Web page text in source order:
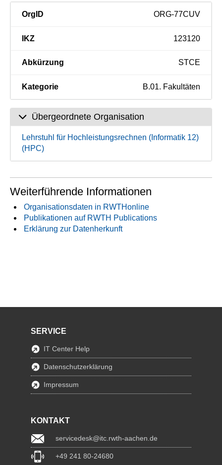
OrgID ORG-77CUV
IKZ 123120
Abkürzung STCE
Kategorie B.01. Fakultäten
Übergeordnete Organisation
Lehrstuhl für Hochleistungsrechnen (Informatik 12)
(HPC)
Weiterführende Informationen
Organisationsdaten in RWTHonline
Publikationen auf RWTH Publications
Erklärung zur Datenherkunft
SERVICE
IT Center Help
Datenschutzerklärung
Impressum
KONTAKT
servicedesk@itc.rwth-aachen.de
+49 241 80-24680